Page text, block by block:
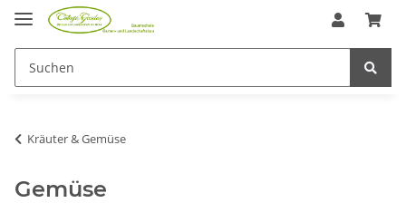
Kräuter & Gemüse
Gemüse